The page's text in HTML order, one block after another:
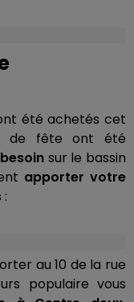
été achetés cet
de fête ont été
sur le bassin
apporter votre
:
au 10 de la rue
populaire vous